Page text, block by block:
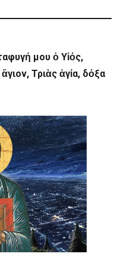
μου ὁ Υἱός,
Τριὰς ἁγία, δόξα